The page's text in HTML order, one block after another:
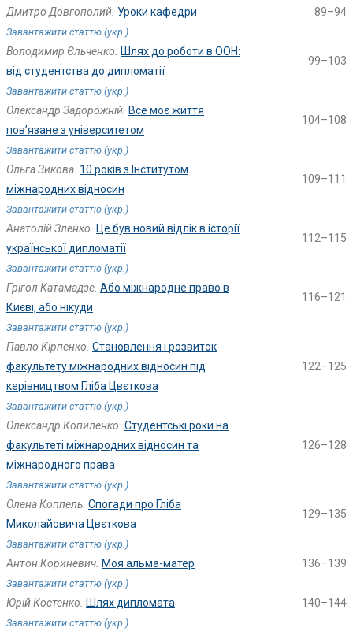
Дмитро Довгополий. Уроки кафедри 89–94
Завантажити статтю (укр.)
Володимир Єльченко. Шлях до роботи в ООН:
від студентства до дипломатії
99–103
Завантажити статтю (укр.)
Олександр Задорожній. Все моє життя
пов’язане з університетом
104–108
Завантажити статтю (укр.)
Ольга Зикова. 10 років з Інститутом
міжнародних відносин
109–111
Завантажити статтю (укр.)
Анатолій Зленко. Це був новий відлік в історії
української дипломатії
112–115
Завантажити статтю (укр.)
Грігол Катамадзе. Або міжнародне право в
Києві, або нікуди
116–121
Завантажити статтю (укр.)
Павло Кірпенко. Становлення і розвиток
факультету міжнародних відносин під
керівництвом Гліба Цвєткова
122–125
Завантажити статтю (укр.)
Олександр Копиленко. Студентські роки на
факультеті міжнародних відносин та
міжнародного права
126–128
Завантажити статтю (укр.)
Олена Коппель. Спогади про Гліба
Миколайовича Цвєткова
129–135
Завантажити статтю (укр.)
Антон Кориневич. Моя альма-матер 136–139
Завантажити статтю (укр.)
Юрій Костенко. Шлях дипломата 140–144
Завантажити статтю (укр.)